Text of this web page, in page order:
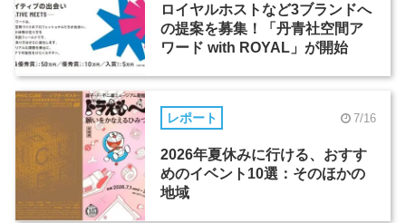
ロイヤルホストなど3ブランドへ
の提案を募集！「丹青社空間ア
ワード with ROYAL」が開始
レポート 7/16
2026年夏休みに行ける、おすす
めのイベント10選：そのほかの
地域